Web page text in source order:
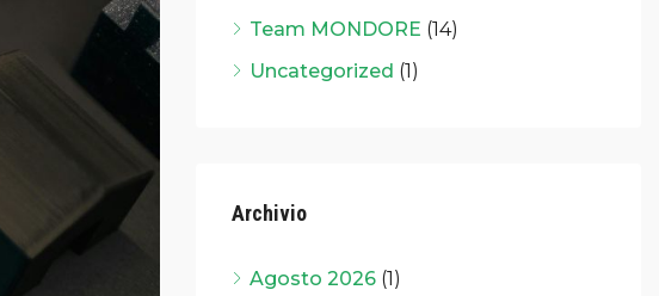
Team MONDORE (14)
Uncategorized (1)
Archivio
Agosto 2026(1)